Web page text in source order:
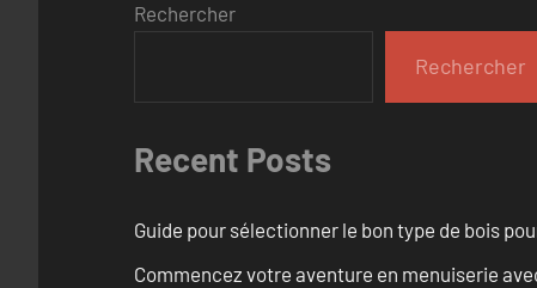
Rechercher
Rechercher
Recent Posts
Guide pour sélectionner le bon type de bois
Commencez votre aventure en menuiserie